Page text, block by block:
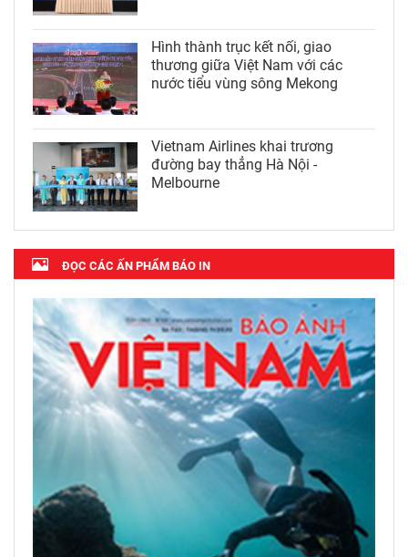
Hình thành trục kết nối, giao
thương giữa Việt Nam với các
nước tiểu vùng sông Mekong
Vietnam Airlines khai trương
đường bay thẳng Hà Nội -
Melbourne
ĐỌC CÁC ẤN PHẨM BÁO IN